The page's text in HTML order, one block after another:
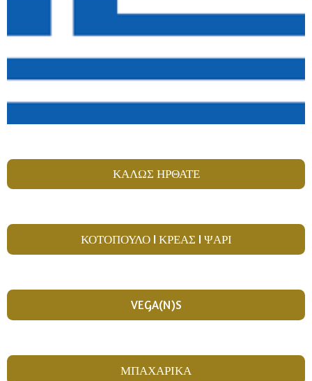
ΚΑΛΩΣ ΗΡΘΑΤΕ
ΚΟΤΟΠΟΥΛΟ I ΚΡΕΑΣ I ΨΑΡΙ
VEGA(N)S
ΜΠΑΧΑΡΙΚΑ